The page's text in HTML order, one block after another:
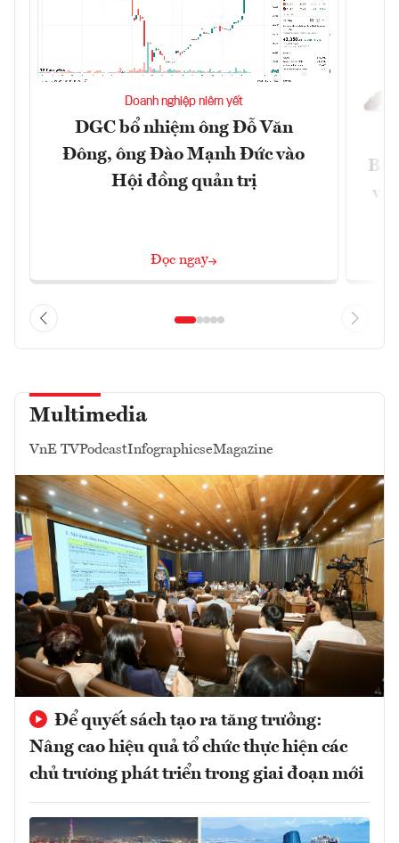
Doanh nghiệp niêm yết
DGC bổ nhiệm ông Đỗ Văn
Đông, ông Đào Mạnh Đức vào
Hội đồng quản trị
Đọc ngay
và
Multimedia
VnE TVPodcastInfographicseMagazine
Để quyết sách tạo ra tăng trưởng:
Nâng cao hiệu quả tổ chức thực hiện các
chủ trương phát triển trong giai đoạn mới